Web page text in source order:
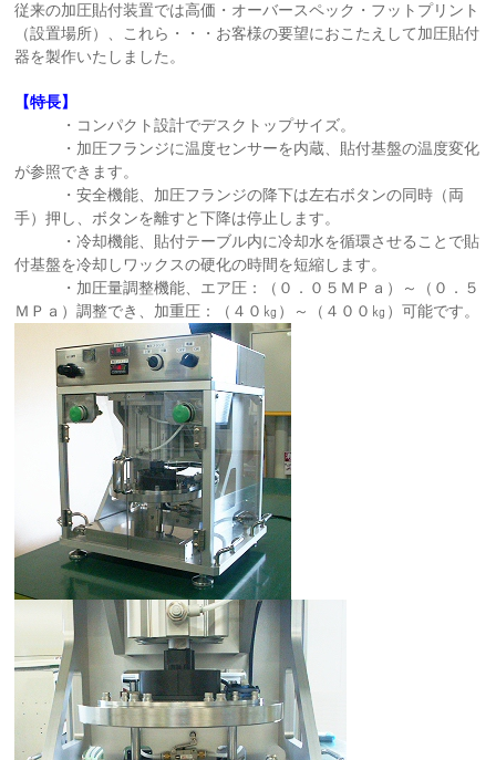
従来の加圧貼付装置では高価・オーバースペック・フットプリント
（設置場所）、これら・・・お客様の要望におこたえして加圧貼付
器を製作いたしました。
【特長】
・コンパクト設計でデスクトップサイズ。
・加圧フランジに温度センサーを内蔵、貼付基盤の温度変化
が参照できます。
・安全機能、加圧フランジの降下は左右ボタンの同時（両
手）押し、ボタンを離すと下降は停止します。
・冷却機能、貼付テーブル内に冷却水を循環させることで貼
付基盤を冷却しワックスの硬化の時間を短縮します。
・加圧量調整機能、エア圧：（０．０５ＭＰａ）～（０．５
ＭＰａ）調整でき、加重圧：（４０㎏）～（４００㎏）可能です。